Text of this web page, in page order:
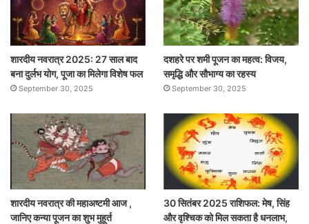
शारदीय नवरात्र 2025: 27 साल बाद
बना दुर्लभ योग, पूजा का मिलेगा विशेष फल
September 30, 2025
दशहरे पर शमी पूजन का महत्व: विजय,
समृद्धि और सौभाग्य का रहस्य
September 30, 2025
शारदीय नवरात्र की महाअष्टमी आज ,
जानिए कन्या पूजन का शुभ मुहूर्त
30 सितंबर 2025 राशिफल: मेष, सिंह
और वृश्चिक को मिल सकता है धनलाभ,